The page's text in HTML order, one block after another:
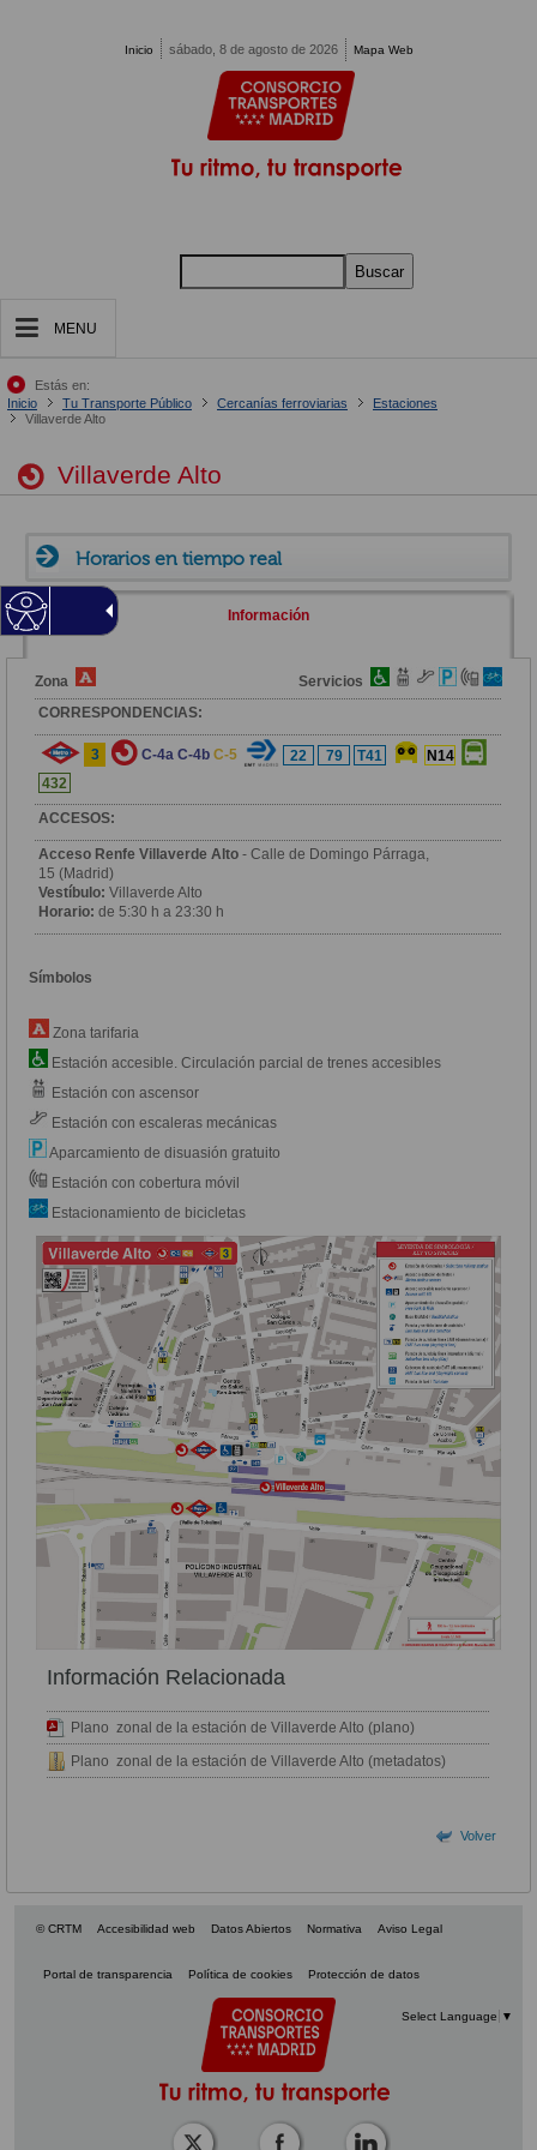
Inicio sábado, 8 de agosto de 2026 Mapa Web
Buscar
MENU
Estás en:
Inicio
Tu Transporte Público Cercanías ferroviarias
Estaciones
Villaverde Alto
Villaverde Alto
Horarios en tiempo real
Información
Zona
Servicios
CORRESPONDENCIAS:
3 C-4a C-4b C-5 22 79 T41
N14
432
ACCESOS:
Acceso Renfe Villaverde Alto - Calle de Domingo Párraga,
15 (Madrid)
Vestíbulo: Villaverde Alto
Horario: de 5:30 h a 23:30 h
Símbolos
Zona tarifaria
Estación accesible. Circulación parcial de trenes accesibles
Estación con ascensor
Estación con escaleras mecánicas
Aparcamiento de disuasión gratuito
Estación con cobertura móvil
Estacionamiento de bicicletas
Información Relacionada
Plano zonal de la estación de Villaverde Alto (plano)
Plano zonal de la estación de Villaverde Alto (metadatos)
Volver
© CRTM Accesibilidad web Datos Abiertos Normativa Aviso Legal
Portal de transparencia Política de cookies Protección de datos
Select Language ▼